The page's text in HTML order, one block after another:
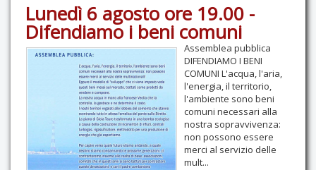
Lunedì 6 agosto ore 19.00 -
Difendiamo i beni comuni
Assemblea pubblica
DIFENDIAMO I BENI
COMUNI L'acqua, l'aria,
l'energia, il territorio,
l'ambiente sono beni
comuni necessari alla
nostra sopravvivenza:
non possono essere
merci al servizio delle
mult...